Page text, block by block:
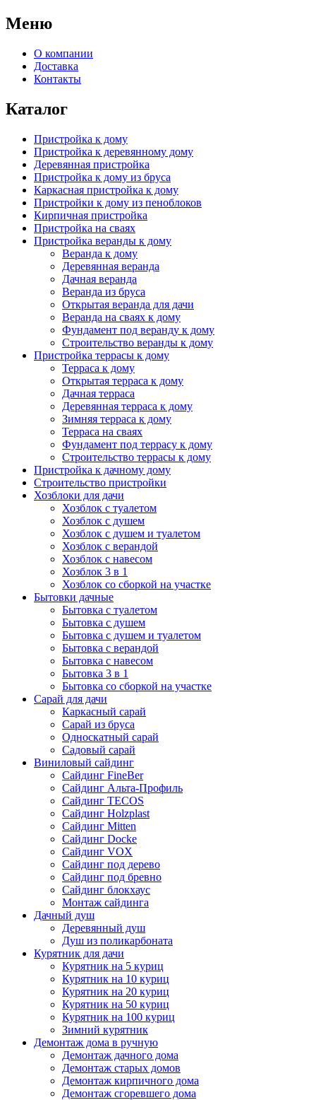
Меню
О компании
Доставка
Контакты
Каталог
Пристройка к дому
Пристройка к деревянному дому
Деревянная пристройка
Пристройка к дому из бруса
Каркасная пристройка к дому
Пристройки к дому из пеноблоков
Кирпичная пристройка
Пристройка на сваях
Пристройка веранды к дому
Веранда к дому
Деревянная веранда
Дачная веранда
Веранда из бруса
Открытая веранда для дачи
Веранда на сваях к дому
Фундамент под веранду к дому
Строительство веранды к дому
Пристройка террасы к дому
Терраса к дому
Открытая терраса к дому
Дачная терраса
Деревянная терраса к дому
Зимняя терраса к дому
Терраса на сваях
Фундамент под террасу к дому
Строительство террасы к дому
Пристройка к дачному дому
Строительство пристройки
Хозблоки для дачи
Хозблок с туалетом
Хозблок с душем
Хозблок с душем и туалетом
Хозблок с верандой
Хозблок с навесом
Хозблок 3 в 1
Хозблок со сборкой на участке
Бытовки дачные
Бытовка с туалетом
Бытовка с душем
Бытовка с душем и туалетом
Бытовка с верандой
Бытовка с навесом
Бытовка 3 в 1
Бытовка со сборкой на участке
Сарай для дачи
Каркасный сарай
Сарай из бруса
Односкатный сарай
Садовый сарай
Виниловый сайдинг
Сайдинг FineBer
Сайдинг Альта-Профиль
Сайдинг TECOS
Сайдинг Holzplast
Сайдинг Mitten
Сайдинг Docke
Сайдинг VOX
Сайдинг под дерево
Сайдинг под бревно
Сайдинг блокхаус
Монтаж сайдинга
Дачный душ
Деревянный душ
Душ из поликарбоната
Курятник для дачи
Курятник на 5 куриц
Курятник на 10 куриц
Курятник на 20 куриц
Курятник на 50 куриц
Курятник на 100 куриц
Зимний курятник
Демонтаж дома в ручную
Демонтаж дачного дома
Демонтаж старых домов
Демонтаж кирпичного дома
Демонтаж сгоревшего дома